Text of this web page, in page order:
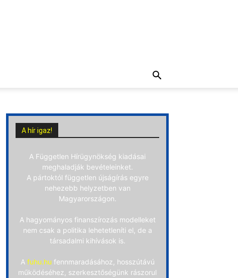
A hír igaz!
A Független Hírügynökség kiadásai
meghaladják bevételeinket.
A pártoktól független újságírás egyre
nehezebb helyzetben van
Magyarországon.
A hagyományos finanszírozás modelleket
nem csak a politika lehetetleníti el, de a
társadalmi kihívások is.
A fuhu.hu fennmaradásához, hosszútávú
működéséhez, szerkesztőségünk rászorul